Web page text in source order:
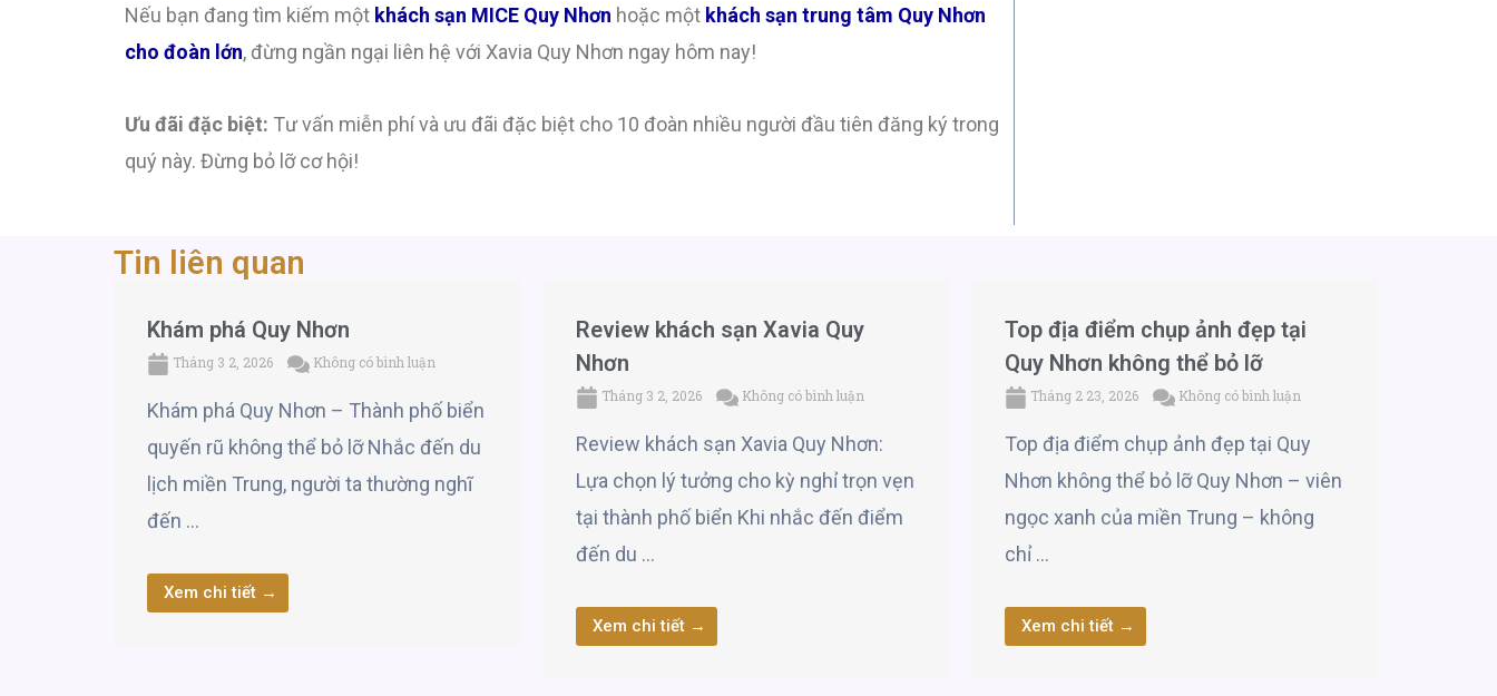
Nếu bạn đang tìm kiếm một khách sạn MICE Quy Nhơn hoặc một khách sạn trung tâm Quy Nhơn
cho đoàn lớn, đừng ngần ngại liên hệ với Xavia Quy Nhơn ngay hôm nay!
Ưu đãi đặc biệt: Tư vấn miễn phí và ưu đãi đặc biệt cho 10 đoàn nhiều người đầu tiên đăng ký trong
quý này. Đừng bỏ lỡ cơ hội!
Tin liên quan
Khám phá Quy Nhơn
Tháng 3 2, 2026 Không có bình luận
Khám phá Quy Nhơn – Thành phố biển
quyến rũ không thể bỏ lỡ Nhắc đến du
lịch miền Trung, người ta thường nghĩ
đến …
Xem chi tiết →
Review khách sạn Xavia Quy
Nhơn
Tháng 3 2, 2026 Không có bình luận
Review khách sạn Xavia Quy Nhơn:
Lựa chọn lý tưởng cho kỳ nghỉ trọn vẹn
tại thành phố biển Khi nhắc đến điểm
đến du …
Xem chi tiết →
Top địa điểm chụp ảnh đẹp tại
Quy Nhơn không thể bỏ lỡ
Tháng 2 23, 2026 Không có bình luận
Top địa điểm chụp ảnh đẹp tại Quy
Nhơn không thể bỏ lỡ Quy Nhơn – viên
ngọc xanh của miền Trung – không
chỉ …
Xem chi tiết →